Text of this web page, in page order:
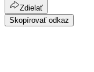
Zdielať
Skopírovať odkaz